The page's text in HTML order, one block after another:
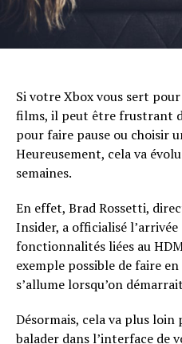
Si votre Xbox vous sert
films, il peut être frustrant
pour faire pause ou choisir
Heureusement, cela va
semaines.
En effet, Brad Rossetti,
Insider, a officialisé
fonctionnalités liées au
exemple possible de faire
s’allume lorsqu’on
Désormais, cela va plus loin
balader dans l’interface de